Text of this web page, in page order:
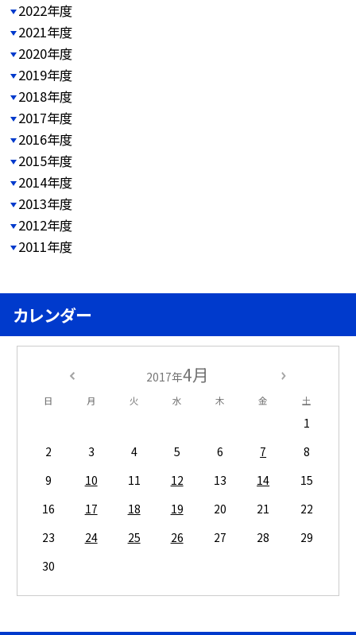
2022年度
2021年度
2020年度
2019年度
2018年度
2017年度
2016年度
2015年度
2014年度
2013年度
2012年度
2011年度
カレンダー
2017年4月
日 月 火 水 木 金 土
1
2
3 4 5 6 7
8
9
10 11 12 13 14
15
16
17 18 19 20 21
22
23
24 25 26 27 28
29
30